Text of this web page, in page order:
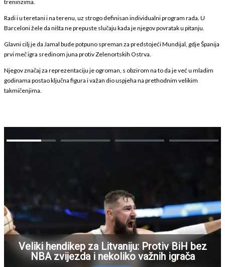
treninzima.
Radi i u teretani i na terenu, uz strogo definisan individualni program rada. U
Barceloni žele da ništa ne prepuste slučaju kada je njegov povratak u pitanju.
Glavni cilj je da Jamal bude potpuno spreman za predstojeći Mundijal, gdje Španija
prvi meč igra sredinom juna protiv Zelenortskih Ostrva.
Njegov značaj za reprezentaciju je ogroman, s obzirom na to da je već u mladim
godinama postao ključna figura i važan dio uspjeha na prethodnim velikim
takmičenjima.
Veliki hendikep za Litvaniju: Protiv BiH bez
NBA zvijezda i nekoliko važnih igrača